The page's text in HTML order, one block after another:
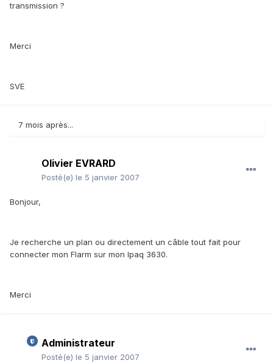
transmission ?
Merci
SVE
7 mois après...
Olivier EVRARD
Posté(e) le 5 janvier 2007
Bonjour,
Je recherche un plan ou directement un câble tout fait pour
connecter mon Flarm sur mon Ipaq 3630.
Merci
Administrateur
Posté(e) le 5 janvier 2007